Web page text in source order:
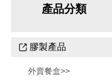
產品分類
膠製產品
外賣餐盒>>